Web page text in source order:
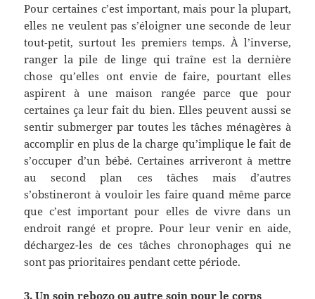
Pour certaines c’est important, mais pour la plupart,
elles ne veulent pas s’éloigner une seconde de leur
tout-petit, surtout les premiers temps. À l’inverse,
ranger la pile de linge qui traîne est la dernière
chose qu’elles ont envie de faire, pourtant elles
aspirent à une maison rangée parce que pour
certaines ça leur fait du bien. Elles peuvent aussi se
sentir submerger par toutes les tâches ménagères à
accomplir en plus de la charge qu’implique le fait de
s’occuper d’un bébé. Certaines arriveront à mettre
au second plan ces tâches mais d’autres
s’obstineront à vouloir les faire quand même parce
que c’est important pour elles de vivre dans un
endroit rangé et propre. Pour leur venir en aide,
déchargez-les de ces tâches chronophages qui ne
sont pas prioritaires pendant cette période.
3. Un soin rebozo ou autre soin pour le corps